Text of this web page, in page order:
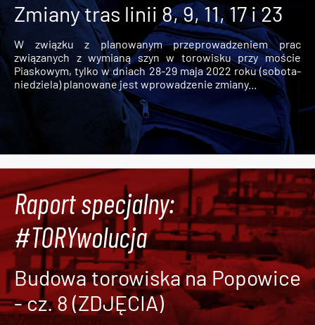
Zmiany tras linii 8, 9, 11, 17 i 23
W związku z planowanym przeprowadzeniem prac
związanych z wymianą szyn w torowisku przy moście
Piaskowym, tylko w dniach 28-29 maja 2022 roku (sobota-
niedziela) planowane jest wprowadzenie zmiany...
Raport specjalny:
#TORYwolucja
Budowa torowiska na Popowice
- cz. 8 (ZDJĘCIA)